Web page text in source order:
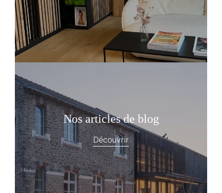
Nos articles de blog
Découvrir